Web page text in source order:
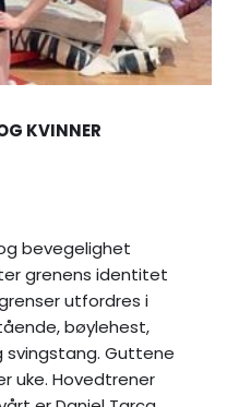
KVINNER
bevegelighet
grenens identitet
utfordres i
bøylehest,
svingstang. Guttene
uke. Hovedtrener